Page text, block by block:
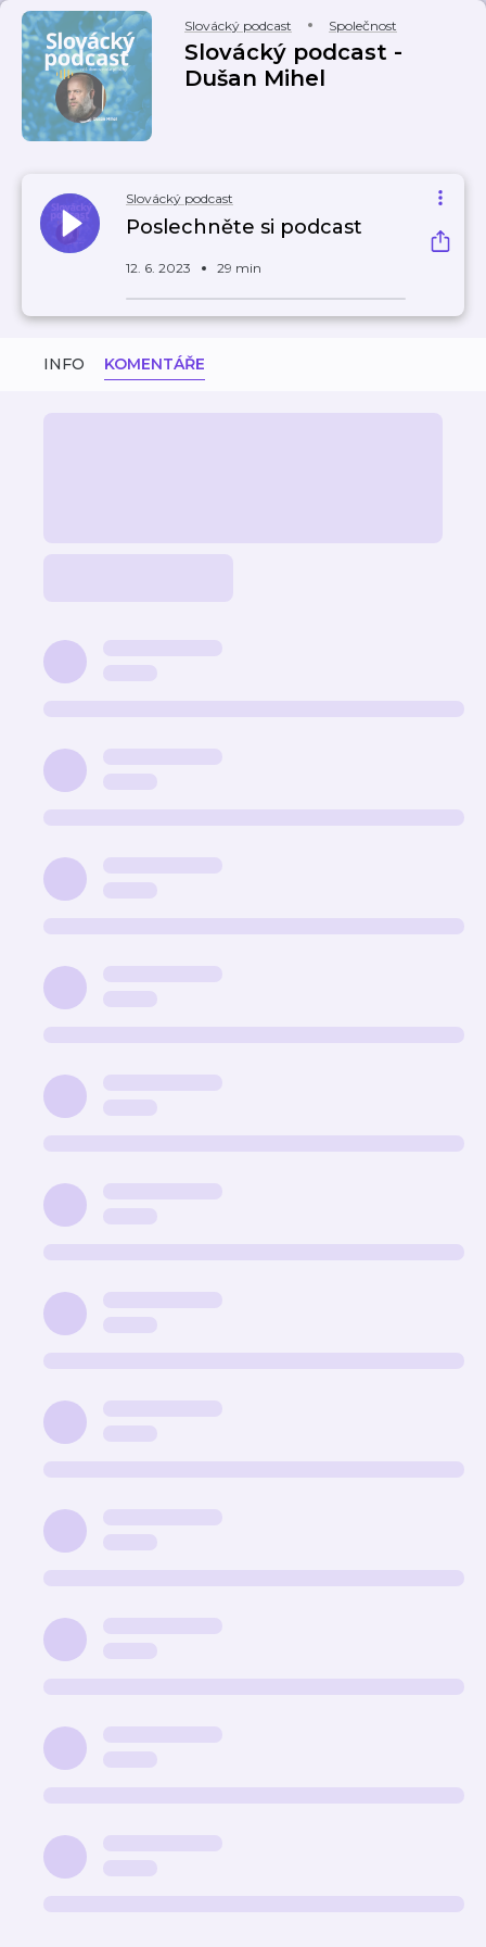
Slovácký podcast Společnost
Slovácký podcast -
Dušan Mihel
Slovácký podcast
Poslechněte si podcast
12. 6. 2023 29 min
INFO KOMENTÁŘE